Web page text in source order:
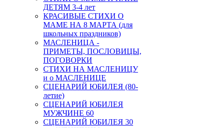
ДЕТЯМ 3-4 лет
КРАСИВЫЕ СТИХИ О
МАМЕ НА 8 МАРТА (для
школьных праздников)
МАСЛЕНИЦА -
ПРИМЕТЫ, ПОСЛОВИЦЫ,
ПОГОВОРКИ
СТИХИ НА МАСЛЕНИЦУ
и о МАСЛЕНИЦЕ
СЦЕНАРИЙ ЮБИЛЕЯ (80-
летие)
СЦЕНАРИЙ ЮБИЛЕЯ
МУЖЧИНЕ 60
СЦЕНАРИЙ ЮБИЛЕЯ 30